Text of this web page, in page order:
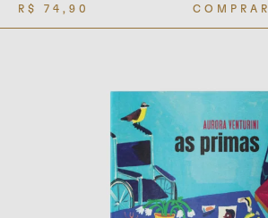
R$ 74,90 COMPRAR